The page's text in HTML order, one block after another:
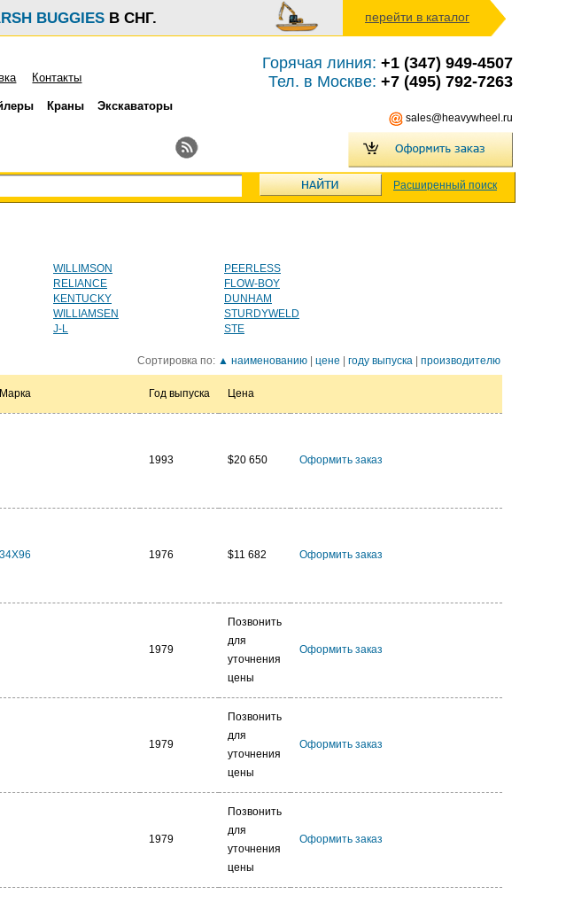
BUGGIES В СНГ. перейти в каталог
Контакты
Краны Экскаваторы
Горячая линия: +1 (347) 949-4507
Тел. в Москве: +7 (495) 792-7263
sales@heavywheel.ru
Расширенный поиск
WILLIMSON
RELIANCE
KENTUCKY
WILLIAMSEN
J-L
PEERLESS
FLOW-BOY
DUNHAM
STURDYWELD
STE
Сортировка по: ▲ наименованию |цене |году выпуска |производителю
Марка Год выпуска Цена
1993 $20 650 Оформить заказ
34X96 1976 $11 682 Оформить заказ
1979
Позвонить
для
уточнения
цены
Оформить заказ
1979
Позвонить
для
уточнения
цены
Оформить заказ
1979
Позвонить
для
уточнения
цены
Оформить заказ